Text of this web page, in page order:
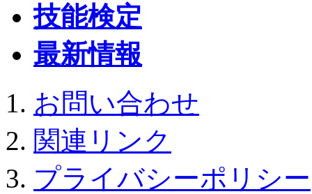
技能検定
最新情報
お問い合わせ
関連リンク
プライバシーポリシー